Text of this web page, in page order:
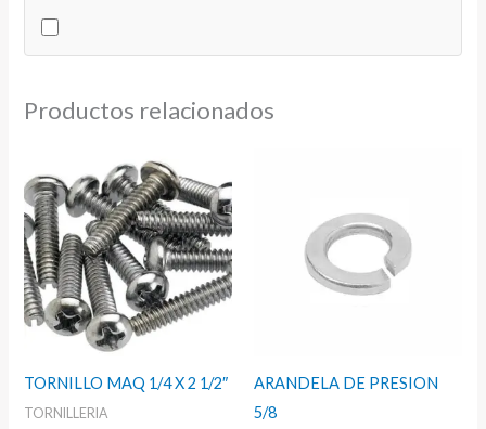
1
FINA
Productos relacionados
TORNILLO MAQ 1/4 X 2 1/2″
TORNILLERIA
ARANDELA DE PRESION
5/8